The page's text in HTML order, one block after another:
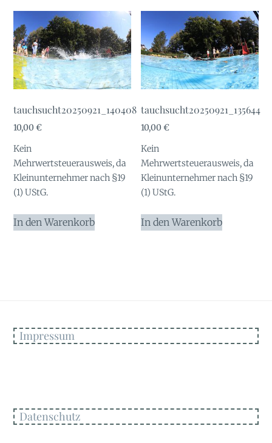
tauchsucht20250921_140408
10,00€
Kein
Mehrwertsteuerausweis, da
Kleinunternehmer nach §19
(1) UStG.
In den Warenkorb
tauchsucht20250921_135644
10,00€
Kein
Mehrwertsteuerausweis, da
Kleinunternehmer nach §19
(1) UStG.
In den Warenkorb
Impressum
Datenschutz